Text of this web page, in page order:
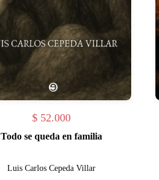
$ 52.000
Todo se queda en familia
Luis Carlos Cepeda Villar